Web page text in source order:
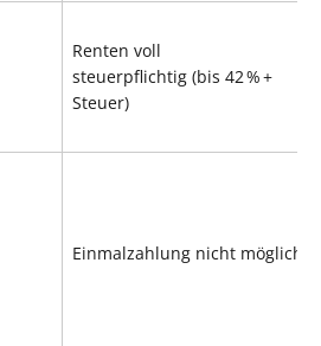
Renten voll
steuerpflichtig (bis 42 % +
Steuer)
Einmalzahlung nicht möglich